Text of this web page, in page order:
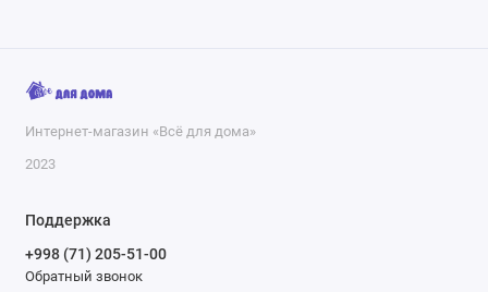
Интернет-магазин «Всё для дома»
2023
Поддержка
+998 (71) 205-51-00
Обратный звонок